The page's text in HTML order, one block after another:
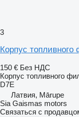
3
Корпус
150 € Без НДС
Корпус топливного
D7E
Латвия, Mārupe
Sia Gaismas motors
Связаться с